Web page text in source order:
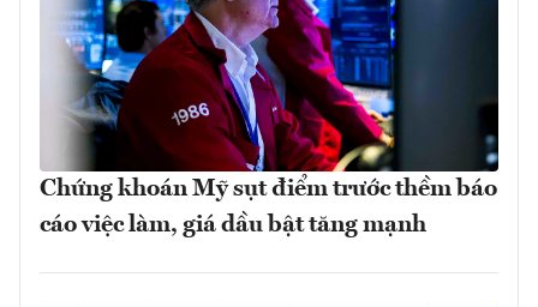
Chứng khoán Mỹ sụt điểm trước thềm báo
cáo việc làm, giá dầu bật tăng mạnh